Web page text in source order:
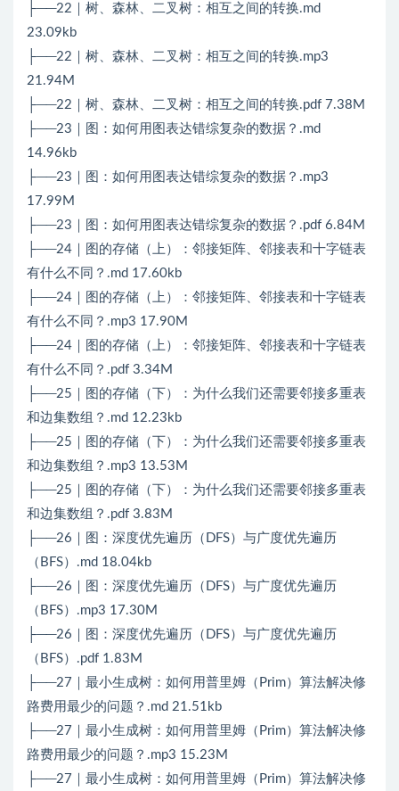
├──22｜树、森林、二叉树：相互之间的转换.md
23.09kb
├──22｜树、森林、二叉树：相互之间的转换.mp3
21.94M
├──22｜树、森林、二叉树：相互之间的转换.pdf 7.38M
├──23｜图：如何用图表达错综复杂的数据？.md
14.96kb
├──23｜图：如何用图表达错综复杂的数据？.mp3
17.99M
├──23｜图：如何用图表达错综复杂的数据？.pdf 6.84M
├──24｜图的存储（上）：邻接矩阵、邻接表和十字链表
有什么不同？.md 17.60kb
├──24｜图的存储（上）：邻接矩阵、邻接表和十字链表
有什么不同？.mp3 17.90M
├──24｜图的存储（上）：邻接矩阵、邻接表和十字链表
有什么不同？.pdf 3.34M
├──25｜图的存储（下）：为什么我们还需要邻接多重表
和边集数组？.md 12.23kb
├──25｜图的存储（下）：为什么我们还需要邻接多重表
和边集数组？.mp3 13.53M
├──25｜图的存储（下）：为什么我们还需要邻接多重表
和边集数组？.pdf 3.83M
├──26｜图：深度优先遍历（DFS）与广度优先遍历
（BFS）.md 18.04kb
├──26｜图：深度优先遍历（DFS）与广度优先遍历
（BFS）.mp3 17.30M
├──26｜图：深度优先遍历（DFS）与广度优先遍历
（BFS）.pdf 1.83M
├──27｜最小生成树：如何用普里姆（Prim）算法解决修
路费用最少的问题？.md 21.51kb
├──27｜最小生成树：如何用普里姆（Prim）算法解决修
路费用最少的问题？.mp3 15.23M
├──27｜最小生成树：如何用普里姆（Prim）算法解决修